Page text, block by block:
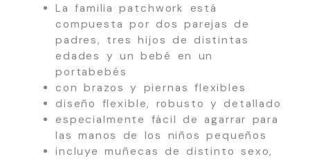
La familia patchwork está
compuesta por dos parejas de
padres, tres hijos de distintas
edades y un bebé en un
portabebés
con brazos y piernas flexibles
diseño flexible, robusto y detallado
especialmente fácil de agarrar para
las manos de los niños pequeños
incluye muñecas de distinto sexo,